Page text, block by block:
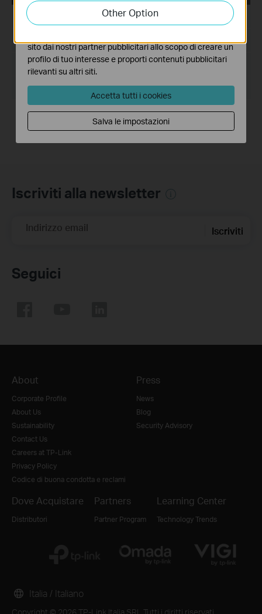
Data di pubblicazione:2025-01-16
Lingua:Multi-language
Dimensioni file:536.72 MB
Sistema operativo: Windows 7/10/11/Server 2008 64bits
Release Note >
Iscriviti alla newsletter
Indirizzo email Iscriviti
Seguici
About
Corporate Profile
About Us
Sustainability
Contact Us
Careers at TP-Link
Privacy Policy
Codice di buona condotta e reclami
Press
News
Blog
Security Advisory
Dove Acquistare
Distributori
Partners
Partner Program
Learning Center
Technology Trends
Copyright © 2026 TP-Link Italia SRL Tutti i diritti riservati.
Italia / Italiano
Other Option
attività sul nostro sito allo scopo di migliorarne le
funzionalità.
sito dai nostri partner pubblicitari allo scopo di creare un
profilo di tuo interesse e proporti contenuti pubblicitari
rilevanti su altri siti.
Accetta tutti i cookies
Salva le impostazioni